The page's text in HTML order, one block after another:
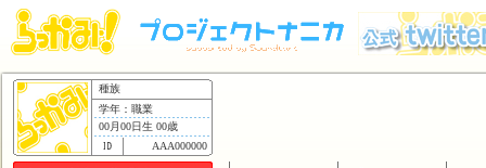
種族
学年：職業
00月00日生 00歳
AAA000000